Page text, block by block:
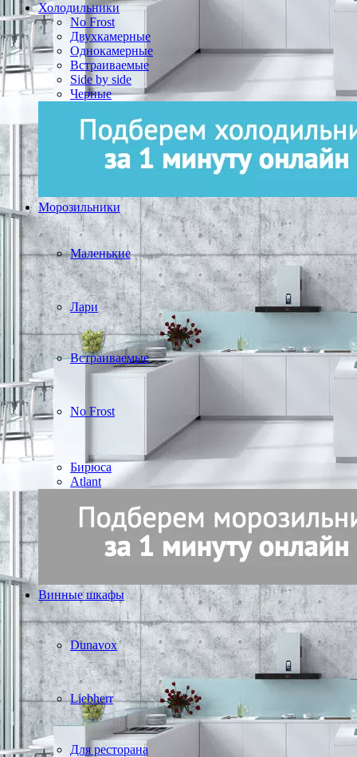
Холодильники
No Frost
Двухкамерные
Однокамерные
Встраиваемые
Side by side
Черные
Морозильники
Маленькие
Лари
Встраиваемые
No Frost
Бирюса
Atlant
Винные шкафы
Dunavox
Liebherr
Для ресторана